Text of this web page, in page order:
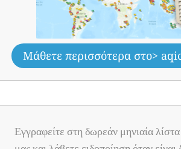
Μάθετε περισσότερα στο>
Εγγραφείτε στη δωρεάν μηνιαία